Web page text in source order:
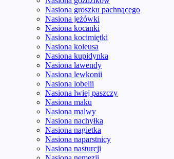
Nasiona groszku pachnącego
Nasiona jeżówki
Nasiona kocanki
Nasiona kocimiętki
Nasiona koleusa
Nasiona kupidynka
Nasiona lawendy
Nasiona lewkonii
Nasiona lobelii
Nasiona lwiej paszczy
Nasiona maku
Nasiona malwy
Nasiona nachyłka
Nasiona nagietka
Nasiona naparstnicy
Nasiona nasturcji